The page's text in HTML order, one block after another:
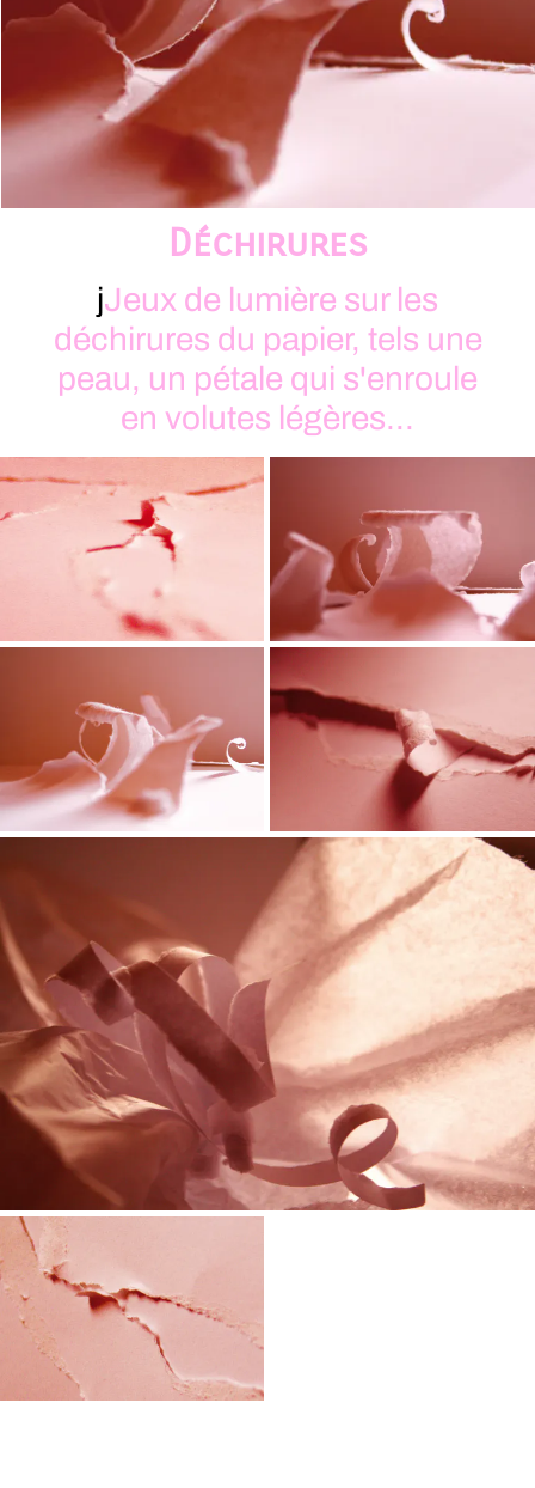
Déchirures
jJeux de lumière sur les
déchirures du papier, tels une
peau, un pétale qui s'enroule
en volutes légères...